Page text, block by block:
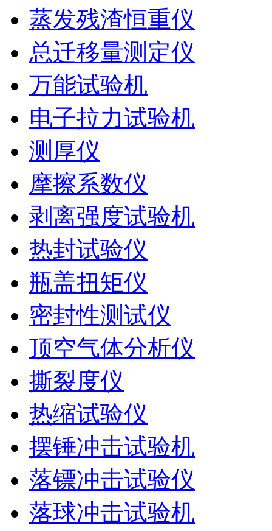
蒸发残渣恒重仪
总迁移量测定仪
万能试验机
电子拉力试验机
测厚仪
摩擦系数仪
剥离强度试验机
热封试验仪
瓶盖扭矩仪
密封性测试仪
顶空气体分析仪
撕裂度仪
热缩试验仪
摆锤冲击试验机
落镖冲击试验仪
落球冲击试验机